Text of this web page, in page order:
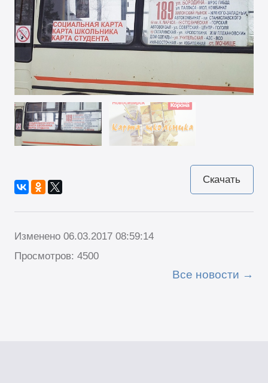
Скачать
Изменено 06.03.2017 08:59:14
Просмотров: 4500
Все новости